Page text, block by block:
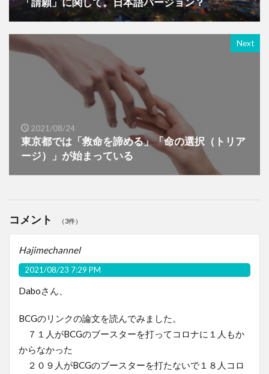
Next
2021/08/24
東京都では「救命を諦める」「命の選択（トリア
ージ）」が始まっている
コメント （3件）
Hajimechannel
2021/08/23 7:29 PM
Daboさん、
BCGのリンクの論文を読んでみました。
７１人がBCGのブースターを打ってコロナに１人もか
からなかった
２０９人がBCGのブースターを打たないで１８人コロ